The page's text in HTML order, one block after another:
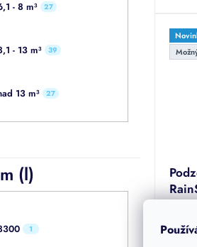
- 8 m³ 27
- 13 m³ 39
13 m³ 27
(l)
1
o